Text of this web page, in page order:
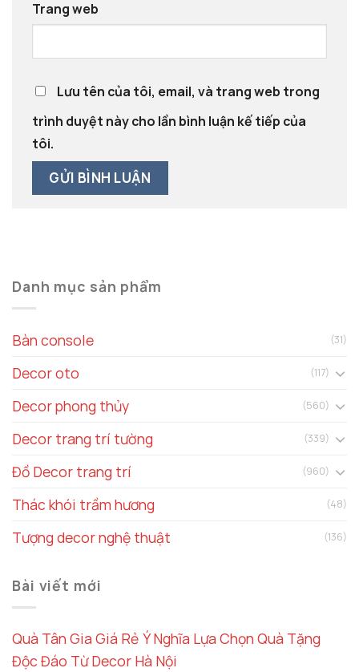
Trang web
Lưu tên của tôi, email, và trang web trong
trình duyệt này cho lần bình luận kế tiếp của
tôi.
Danh mục sản phẩm
Bàn console (31)
Decor oto (117)
Decor phong thủy (560)
Decor trang trí tường (339)
Đồ Decor trang trí (960)
Thác khói trầm hương (48)
Tượng decor nghệ thuật (136)
Bài viết mới
Quà Tân Gia Giá Rẻ Ý Nghĩa Lựa Chọn Quà Tặng
Độc Đáo Từ Decor Hà Nội